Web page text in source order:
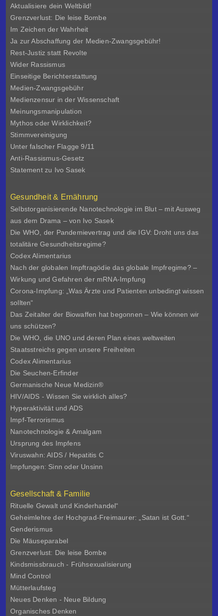
Aktualisiere dein Weltbild!
Grenzverlust: Die leise Bombe
Im Zeichen der Wahrheit
Ja zur Abschaffung der Medien-Zwangsgebühr!
Rest-Justiz statt Revolte
Wider Rassismus
Einseitige Berichterstattung
Medien-Zwangsgebühr
Medienzensur in der Wissenschaft
Meinungsmanipulation
Mythos oder Wirklichkeit?
Stimmvereinigung
Unter falscher Flagge 9/11
Anti-Rassismus-Gesetz
Statement zu Ivo Sasek
Gesundheit & Ernährung
Selbstorganisierende Nanotechnologie im Blut – mit Ausweg
aus dem Drama – von Ivo Sasek
Die WHO, der Pandemievertrag und die IGV: Droht uns das
totalitäre Gesundheitsregime?
Codex Alimentarius
Nach der globalen Impftragödie das globale Impfregime? –
Wirkung und Gefahren der mRNA-Impfung
Corona-Impfung: „Was Ärzte und Patienten unbedingt wissen
sollten“
Das Zeitalter der Biowaffen hat begonnen – Wie können wir
uns schützen?
Die WHO, die UNO und deren Plan eines weltweiten
Staatsstreichs gegen unsere Freiheiten
Codex Alimentarius
Die Seuchen-Erfinder
Germanische Neue Medizin®
HIV/AIDS - Wissen Sie wirklich alles?
Hyperaktivität und ADS
Impf-Terrorismus
Nanotechnologie & Amalgam
Ursprung des Impfens
Viruswahn: AIDS / Hepatitis C
Impfungen: Sinn oder Unsinn
Gesellschaft & Familie
Rituelle Gewalt und Kinderhandel“
Geheimlehre der Hochgrad-Freimaurer: „Satan ist Gott.“
Genderismus
Die Mäuseparabel
Grenzverlust: Die leise Bombe
Kindsmissbrauch - Frühsexualisierung
Mind Control
Mütterlaufsteg
Neues Denken - Neue Bildung
Organisches Denken